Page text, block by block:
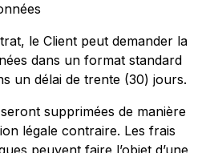
le Client peut demander la
dans un format standard
un délai de trente (30) jours.
supprimées de manière
légale contraire. Les frais
peuvent faire l’objet d’une